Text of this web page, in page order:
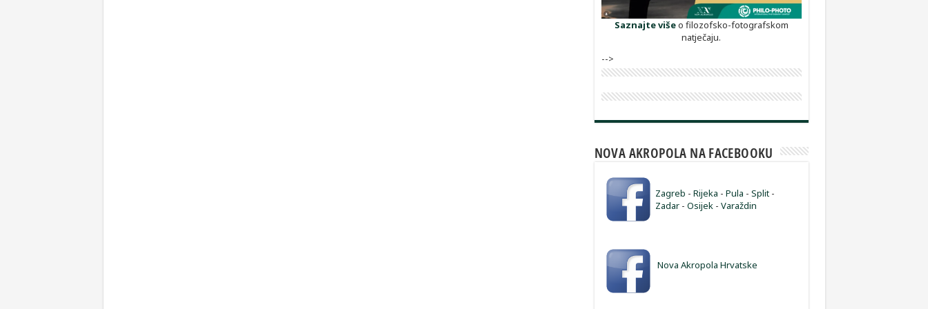
Saznajte višeo filozofsko-fotografskom
natječaju.
-->
NOVA AKROPOLA NA FACEBOOKU
Zagreb - Rijeka - Pula - Split-
Zadar- Osijek- Varaždin
Nova Akropola Hrvatske